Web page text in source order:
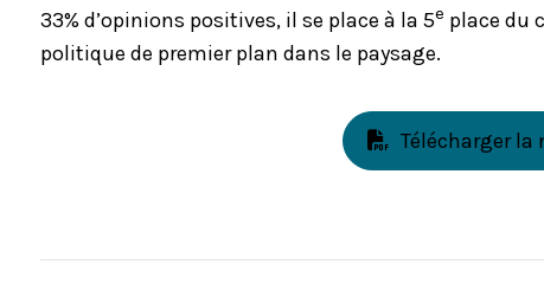
33% d’opinions positives, il se place à la 5e place du
politique de premier plan dans le paysage.
Télécharger